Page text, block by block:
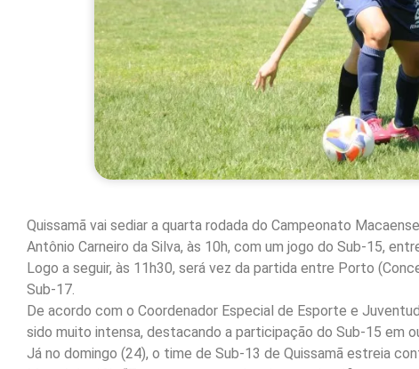
Quissamã vai sediar a quarta rodada do Campeonato
Antônio Carneiro da Silva, às 10h, com um jogo do Sub-15,
Logo a seguir, às 11h30, será vez da partida entre Porto
Sub-17.
De acordo com o Coordenador Especial de Esporte e
sido muito intensa, destacando a participação do Sub-15 em
Já no domingo (24), o time de Sub-13 de Quissamã estreia